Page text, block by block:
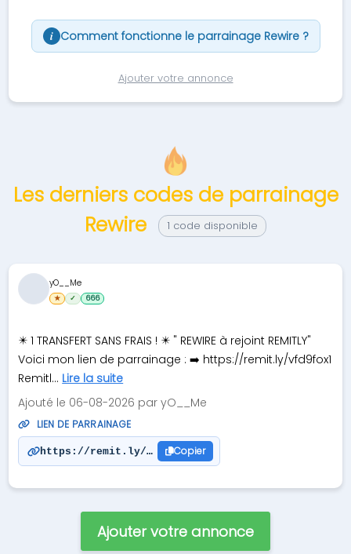
i Comment fonctionne le parrainage Rewire ?
Ajouter votre annonce
Les derniers codes de parrainage
Rewire
1 code disponible
✴️ 1 TRANSFERT SANS FRAIS ! ✴️ " REWIRE à rejoint REMITLY"
Voici mon lien de parrainage : ➡️ https://remit.ly/vfd9fox1
Remitl... Lire la suite
Ajouté le 06-08-2026 par yO__Me
LIEN DE PARRAINAGE
https://remit.ly/vfd9fox1
Copier
yO__Me
★ ✓ 666
Ajouter votre annonce